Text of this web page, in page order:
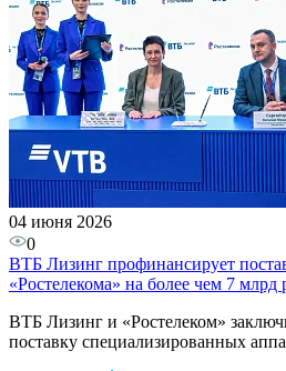
04 июня 2026
0
ВТБ Лизинг профинансирует
«Ростелекома» на более чем 7 млрд
ВТБ Лизинг и «Ростелеком»
поставку специализированных